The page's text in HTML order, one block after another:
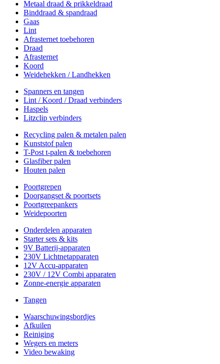
Metaal draad & prikkeldraad
Binddraad & spandraad
Gaas
Lint
Afrasternet toebehoren
Draad
Afrasternet
Koord
Weidehekken / Landhekken
Spanners en tangen
Lint / Koord / Draad verbinders
Haspels
Litzclip verbinders
Recycling palen & metalen palen
Kunststof palen
T-Post t-palen & toebehoren
Glasfiber palen
Houten palen
Poortgrepen
Doorgangset & poortsets
Poortgreepankers
Weidepoorten
Onderdelen apparaten
Starter sets & kits
9V Batterij-apparaten
230V Lichtnetapparaten
12V Accu-apparaten
230V / 12V Combi apparaten
Zonne-energie apparaten
Tangen
Waarschuwingsbordjes
Afkuilen
Reiniging
Wegers en meters
Video bewaking